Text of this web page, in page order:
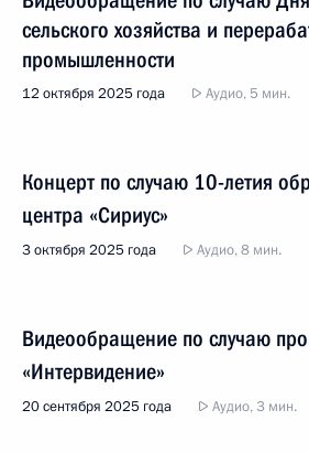
сельского хозяйства и
промышленности
12 октября 2025 года Аудио, 5 мин.
Концерт по случаю 10-летия
центра «Сириус»
3 октября 2025 года Аудио, 8 мин.
Видеообращение по случаю
«Интервидение»
20 сентября 2025 года Аудио, 3 мин.